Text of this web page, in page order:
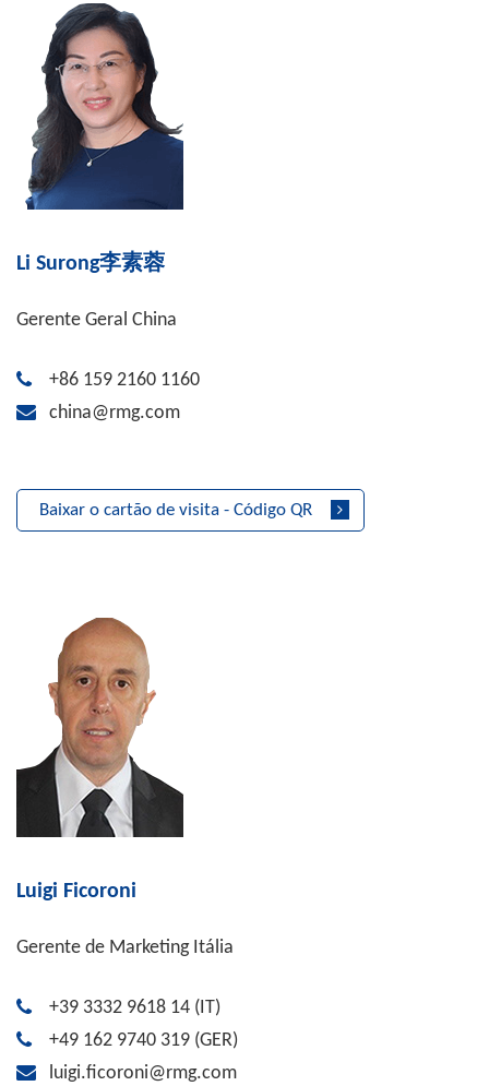
Li Surong李素蓉
Gerente Geral China
+86 159 2160 1160
china@rmg.com
Baixar o cartão de visita - Código QR
Luigi Ficoroni
Gerente de Marketing Itália
+39 3332 9618 14 (IT)
+49 162 9740 319 (GER)
luigi.ficoroni@rmg.com